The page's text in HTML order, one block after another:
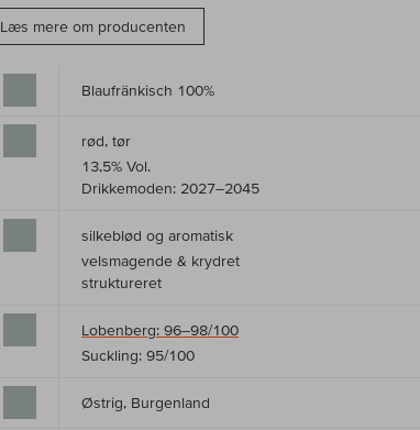
Læs mere om producenten
Blaufränkisch 100%
rød, tør
13,5% Vol.
Drikkemoden: 2027–2045
silkeblød og aromatisk
velsmagende & krydret
struktureret
Lobenberg: 96–98/100
Suckling: 95/100
Østrig, Burgenland